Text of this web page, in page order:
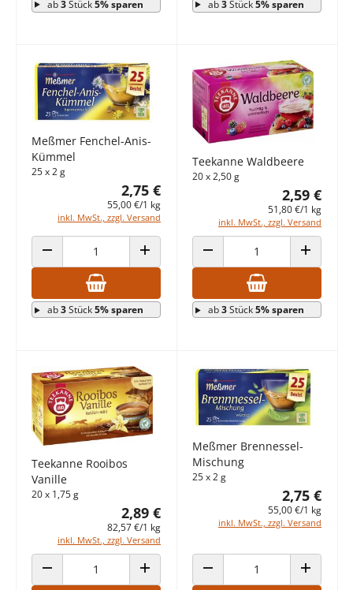
ab3Stück5% sparen ab3Stück5% sparen
Meßmer Fenchel-Anis-
Kümmel
25 x 2 g
2,75 €
55,00 €/1 kg
inkl. MwSt., zzgl. Versand
ANZAHL VERRINGERN ANZAHL ERHÖHEN
ab3Stück5% sparen
Teekanne Waldbeere
20 x 2,50 g
2,59 €
51,80 €/1 kg
inkl. MwSt., zzgl. Versand
ANZAHL VERRINGERN ANZAHL
ab3Stück5% sparen
Teekanne Rooibos
Vanille
20 x 1,75 g
2,89 €
82,57 €/1 kg
inkl. MwSt., zzgl. Versand
ANZAHL VERRINGERN ANZAHL ERHÖHEN
Meßmer Brennessel-
Mischung
25 x 2 g
2,75 €
55,00 €/1 kg
inkl. MwSt., zzgl. Versand
ANZAHL VERRINGERN ANZAHL